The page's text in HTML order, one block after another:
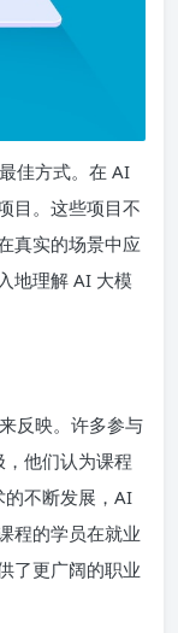
佳方式。在 AI
目。这些项目不
真实的场景中应
地理解 AI 大模
反映。许多参与
他们认为课程
的不断发展，AI
程的学员在就业
了更广阔的职业